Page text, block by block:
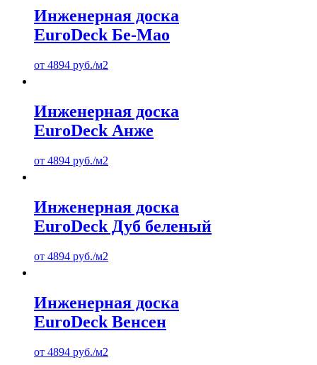
Инженерная доска
EuroDeck Бе-Мао
от 4894 руб./м2
Инженерная доска
EuroDeck Анже
от 4894 руб./м2
Инженерная доска
EuroDeck Дуб беленый
от 4894 руб./м2
Инженерная доска
EuroDeck Венсен
от 4894 руб./м2